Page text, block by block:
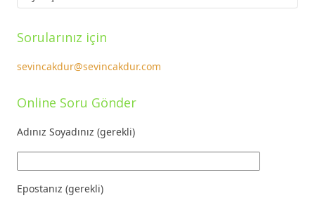
Sorularınız için
sevincakdur@sevincakdur.com
Online Soru Gönder
Adınız Soyadınız (gerekli)
Epostanız (gerekli)